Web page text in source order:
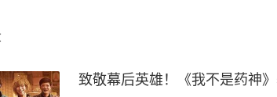
致敬幕后英雄！《我不是药神